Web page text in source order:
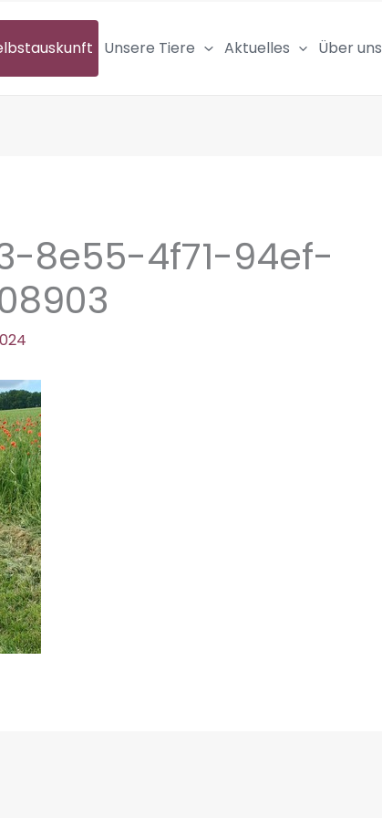
Unsere Tiere Aktuelles Über uns
8e55-4f71-94ef-